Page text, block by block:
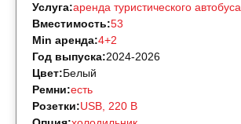
Услуга:аренда туристического автобуса
Вместимость:53
Min аренда:4+2
Год выпуска:2024-2026
Цвет:Белый
Ремни:есть
Розетки:USB, 220 B